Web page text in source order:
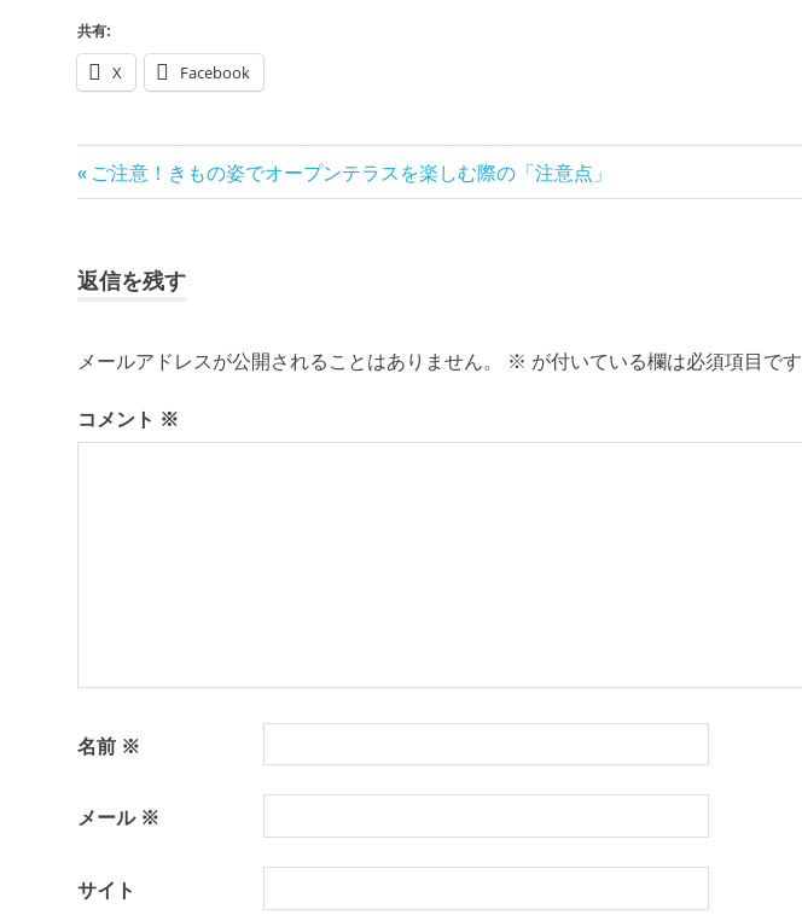
に
な
る
で
す。
共有:
X Facebook
投
ナ
ー
前
の
ご注意！きもの姿でオープンテラスを楽しむ際の「注意点」
返信を残す
メールアドレスが公開されることはありません。 ※ が付いている欄は必須項目です
コメント ※
名前 ※
メール ※
サイト